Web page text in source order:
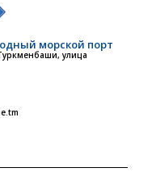
морской порт
улица